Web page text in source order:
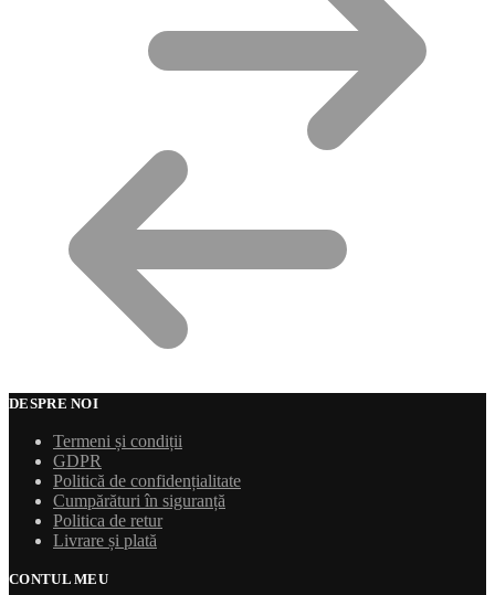
DESPRE NOI
Termeni și condiții
GDPR
Politică de confidențialitate
Cumpărături în siguranță
Politica de retur
Livrare și plată
CONTUL MEU